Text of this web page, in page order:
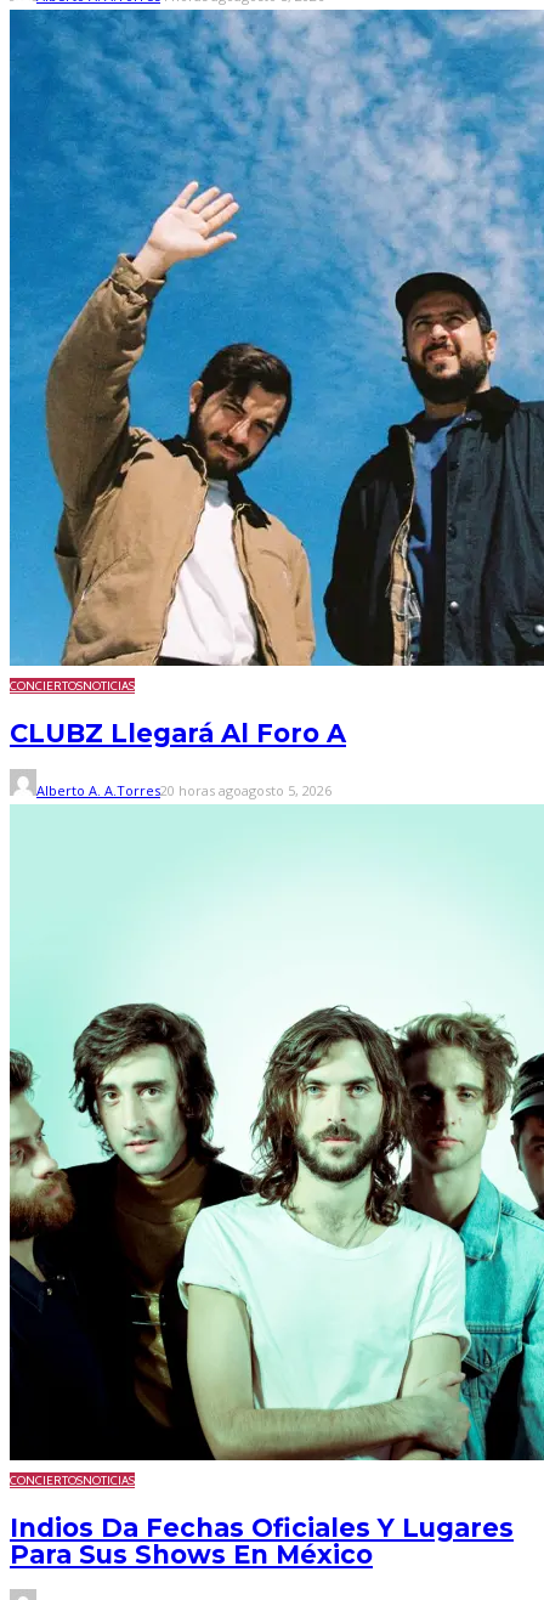
CONCIERTOSNOTICIAS
CLUBZ Llegará Al Foro A
Alberto A. A.Torres20 horas agoagosto 5, 2026
CONCIERTOSNOTICIAS
Indios Da Fechas Oficiales Y Lugares
Para Sus Shows En México